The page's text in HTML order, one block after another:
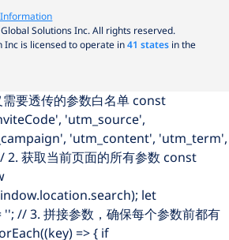
Solutions Inc. All rights reserved.
Inc is licensed to operate in41 states in the
要透传的参数白名单 const
'utm_source',
'utm_content', 'utm_term',
获取当前页面的所有参数 const
let
// 3. 拼接参数，确保每个参数前都有
=> { if